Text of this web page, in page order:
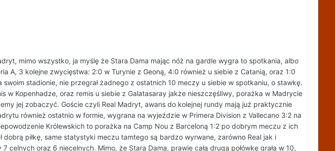
mimo wszystko, ja myślę że Stara Dama mając nóż na gardle wygra to spotkania, albo
A, 3 kolejne zwycięstwa: 2:0 w Turynie z Geoną, 4:0 również u siebie z Catanią, oraz 1:0
stadionie, nie przegrał żadnego z ostatnich 10 meczy u siebie w spotkaniu, o stawkę.
Kopenhadze, oraz remis u siebie z Galatasaray jakże nieszczęśliwy, porażka w Madrycie
jej zobaczyć. Goście czyli Real Madryt, awans do kolejnej rundy mają już praktycznie
również ostatnio w formie, wygrana na wyjeździe w Primera Division z Vallecano 3:2 na
Królewskich to porażka na Camp Nou z Barceloną 1:2 po dobrym meczu z ich
piłkę, same statystyki meczu tamtego są bardzo wyrwane, zarówno Real jak i
celnych oraz 6 niecelnych. Mimo, że Stara Dama, prawie całą drugą połówkę grała w 10,